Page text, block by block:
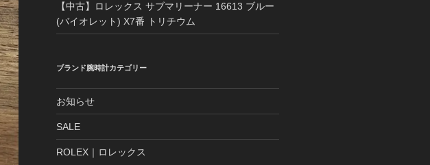
【中古】ロレックス サブマリーナー 16613 ブルー
(バイオレット) X7番 トリチウム
ブランド腕時計カテゴリー
お知らせ
SALE
ROLEX｜ロレックス